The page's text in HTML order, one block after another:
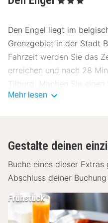
Den Engel liegt im
Grenzgebiet in der Stadt
Fahrzeit werden Sie das
erreichen und nach 28
Tilburg. Machen Sie
Chaamse Wälder oder
eingerichtete Zimmer.
kostenfreiem WLAN,
Badezimmer mit WC und
ausgestattet. Buchen Sie
um in den Tag starten. In
können Sie leckere
Mehr lesen
Gestalte deinen
Buche eines dieser
Abschluss deiner Buchung
Frühstück